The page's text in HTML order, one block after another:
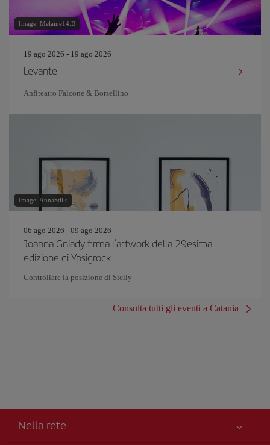
Image: Melaine14.B
19 ago 2026 - 19 ago 2026
Levante
Anfiteatro Falcone & Borsellino
Image: AnnaStills
06 ago 2026 - 09 ago 2026
Joanna Gniady firma l’artwork della 29esima
edizione di Ypsigrock
Controllare la posizione di Sicily
Consulta tutti gli eventi a Catania
Nella rete